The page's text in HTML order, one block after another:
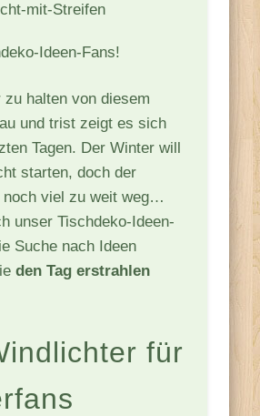
Ideen-Fans!
zu halten von diesem
und trist zeigt es sich
Tagen. Der Winter will
starten, doch der
noch viel zu weit weg…
unser Tischdeko-Ideen-
Suche nach Ideen
den Tag erstrahlen
für